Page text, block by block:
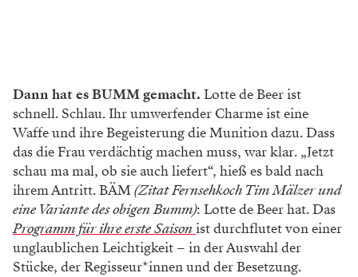
Dann hat es BUMM gemacht. Lotte de Beer ist
schnell. Schlau. Ihr umwerfender Charme ist eine
Waffe und ihre Begeisterung die Munition dazu. Dass
das die Frau verdächtig machen muss, war klar. „Jetzt
schau ma mal, ob sie auch liefert“, hieß es bald nach
ihrem Antritt. BÄM(Zitat Fernsehkoch Tim Mälzer und
eine Variante des obigen Bumm): Lotte de Beer hat. Das
Programm für ihre erste Saisonist durchflutet von einer
unglaublichen Leichtigkeit – in der Auswahl der
Stücke, der Regisseur*innen und der Besetzung.